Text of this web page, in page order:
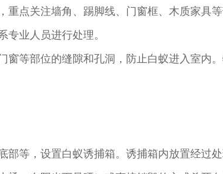
点关注墙角、踢脚线、门窗框、木质家具
专业人员进行处理。
等部位的缝隙和孔洞，防止白蚁进入室内
等，设置白蚁诱捕箱。诱捕箱内放置经过